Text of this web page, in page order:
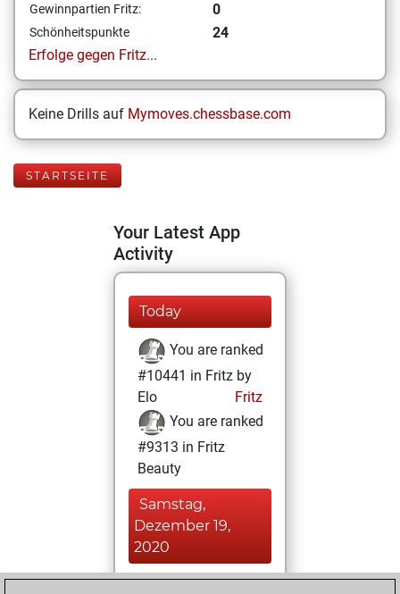
Gewinnpartien Fritz: 0
Schönheitspunkte
24
Erfolge gegen Fritz...
Keine Drills auf Mymoves.chessbase.com
STARTSEITE
Your Latest App
Activity
Today
You are ranked
#10441 in Fritz by
Elo
Fritz
You are ranked
#9313 in Fritz
Beauty
Samstag,
Dezember 19,
2020